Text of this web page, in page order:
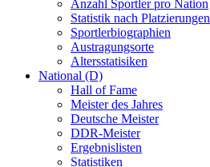
Anzahl Sportler pro Nation
Statistik nach Platzierungen
Sportlerbiographien
Austragungsorte
Altersstatisiken
National (D)
Hall of Fame
Meister des Jahres
Deutsche Meister
DDR-Meister
Ergebnislisten
Statistiken